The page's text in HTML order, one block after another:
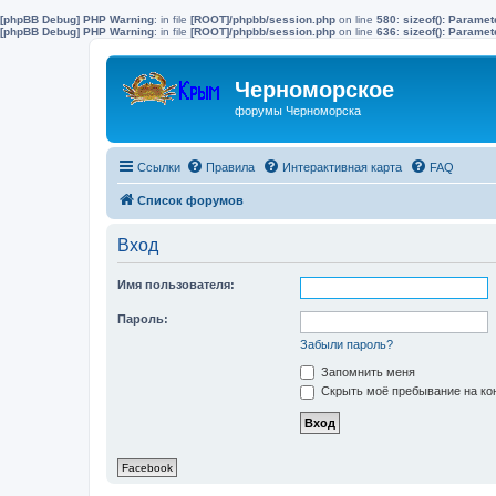
[phpBB Debug] PHP Warning: in file [ROOT]/phpbb/session.php on line 580: sizeof():
[phpBB Debug] PHP Warning: in file [ROOT]/phpbb/session.php on line 636: sizeof():
Черноморское
форумы Черноморска
Ссылки Правила Интерактивная карта FAQ
Список форумов
Вход
Имя пользователя:
Пароль:
Забыли пароль?
Запомнить меня
Скрыть моё пребывание на
Facebook